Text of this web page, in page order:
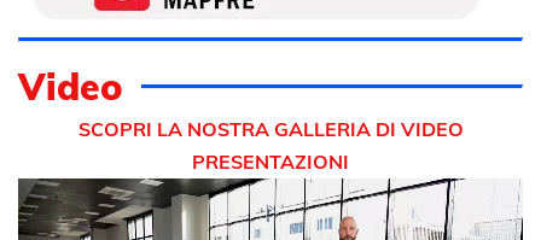
Video
SCOPRI LA NOSTRA GALLERIA DI VIDEO
PRESENTAZIONI